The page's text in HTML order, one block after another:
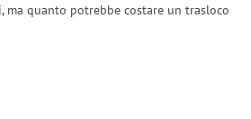
ma quanto potrebbe costare un trasloco